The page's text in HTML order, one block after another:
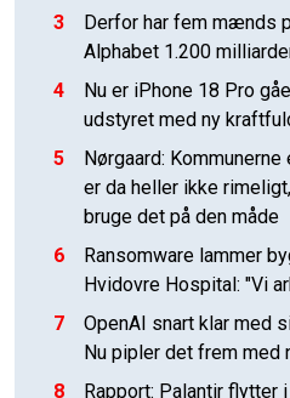
3
Derfor har fem mænds
Alphabet 1.200
4
Nu er iPhone 18 Pro
udstyret med ny
5
Nørgaard:
er da heller ikke
bruge det på den måde
6
Ransomware lammer
Hvidovre Hospital: "Vi
7
OpenAI snart klar med
Nu pipler det frem med
8
Rapport: Palantir flytter